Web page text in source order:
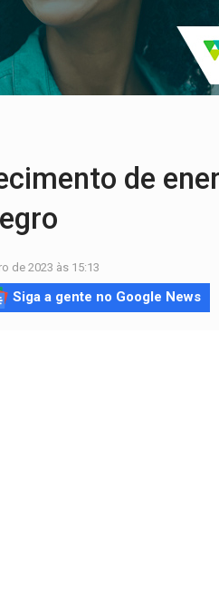
de ouro em Rondônia
como vice, alvo de
trânsito
de
de 2023 às 15:13
Siga a gente no Google News